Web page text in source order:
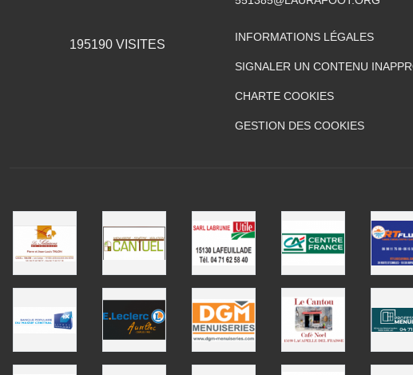
195190 VISITES
INFORMATIONS LÉGALES
SIGNALER UN CONTENU
CHARTE COOKIES
GESTION DES COOKIES